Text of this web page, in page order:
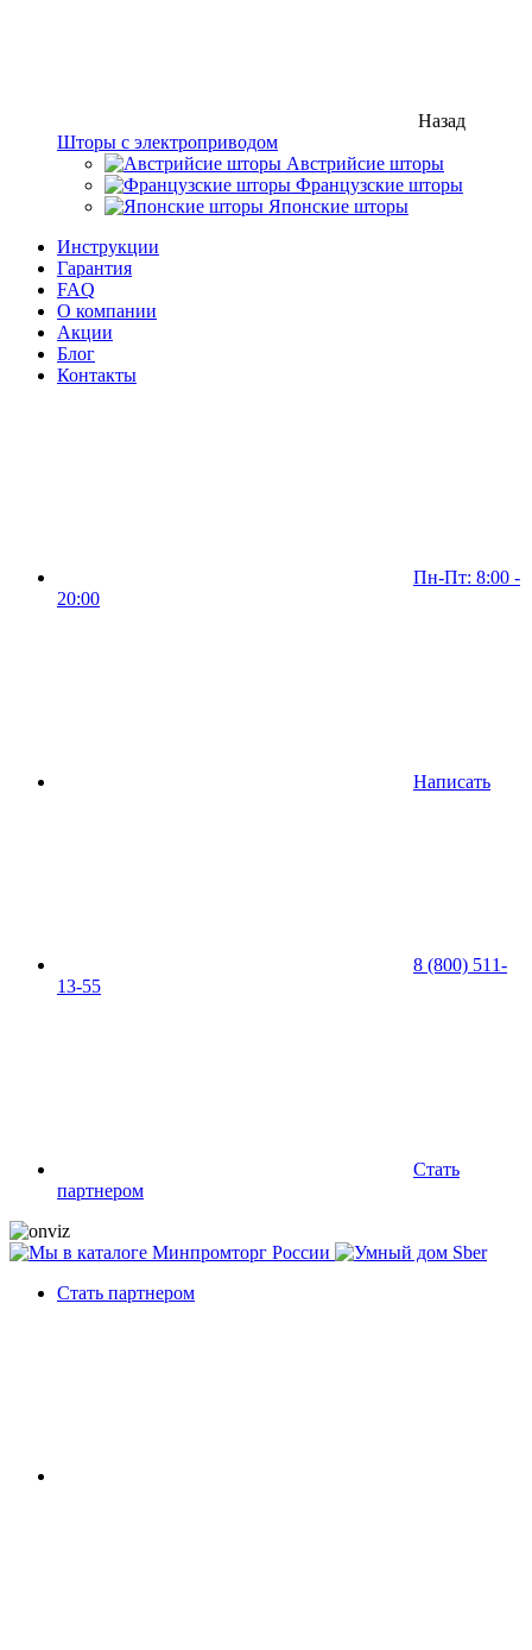
Назад
Шторы с электроприводом
Австрийсие шторы
Французские шторы
Японские шторы
Инструкции
Гарантия
FAQ
О компании
Акции
Блог
Контакты
Пн-Пт: 8:00 -
20:00
Написать
8 (800) 511-
13-55
Стать
партнером
Стать партнером